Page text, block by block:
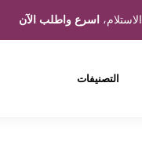
اسرع واطلب الآن
التصنيفات